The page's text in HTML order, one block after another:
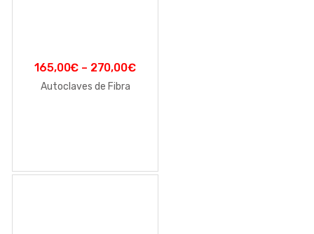
165,00€ – 270,00€
Autoclaves de Fibra